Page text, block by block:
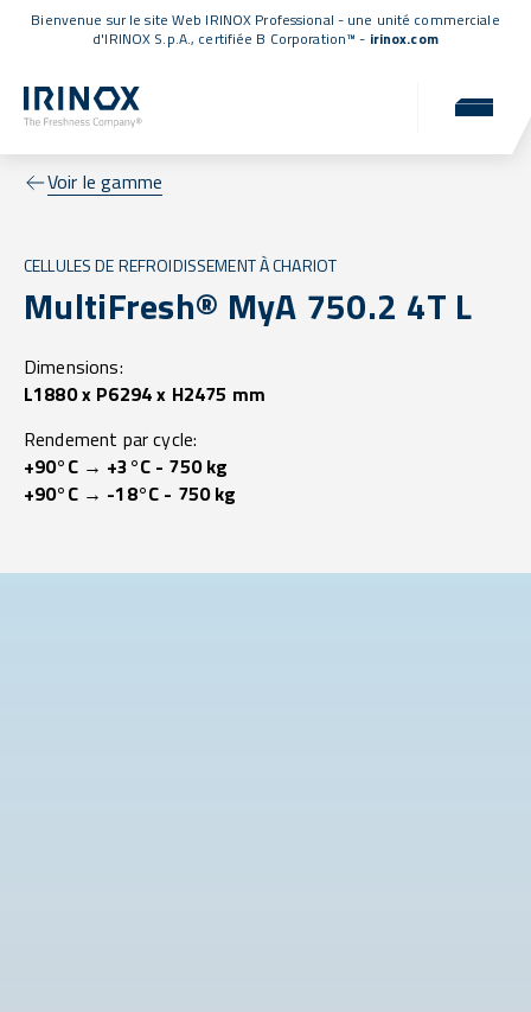
Bienvenue sur le site Web IRINOX Professional - une unité commerciale
d'IRINOX S.p.A., certifiée B Corporation™ - irinox.com
Voir le gamme
CELLULES DE REFROIDISSEMENT À CHARIOT
MultiFresh® MyA 750.2 4T L
Dimensions:
L1880 x P6294 x H2475 mm
Rendement par cycle:
+90°C → +3°C - 750 kg
+90°C → -18°C - 750 kg